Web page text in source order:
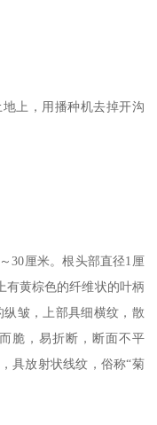
上，用播种机去掉开沟
30厘米。根头部直径1厘
有黄棕色的纤维状的叶柄
皱，上部具细横纹，散
脆，易折断，断面不平
具放射状线纹，俗称“菊